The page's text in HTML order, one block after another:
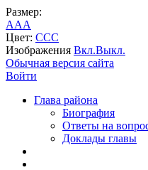
Размер:
AAA
Цвет: CCC
Изображения Вкл.Выкл.
Обычная версия сайта
Войти
Глава района
Биография
Ответы на
Доклады главы